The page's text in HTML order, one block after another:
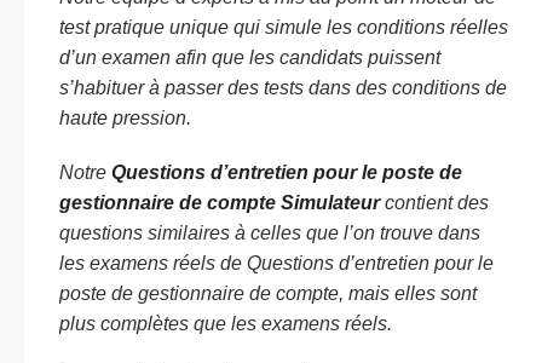
test pratique unique qui simule les conditions réelles
d’un examen afin que les candidats puissent
s’habituer à passer des tests dans des conditions de
haute pression.
Notre Questions d’entretien pour le poste de
gestionnaire de compte Simulateurcontient des
questions similaires à celles que l’on trouve dans
les examens réels de Questions d’entretien pour le
poste de gestionnaire de compte, mais elles sont
plus complètes que les examens réels.